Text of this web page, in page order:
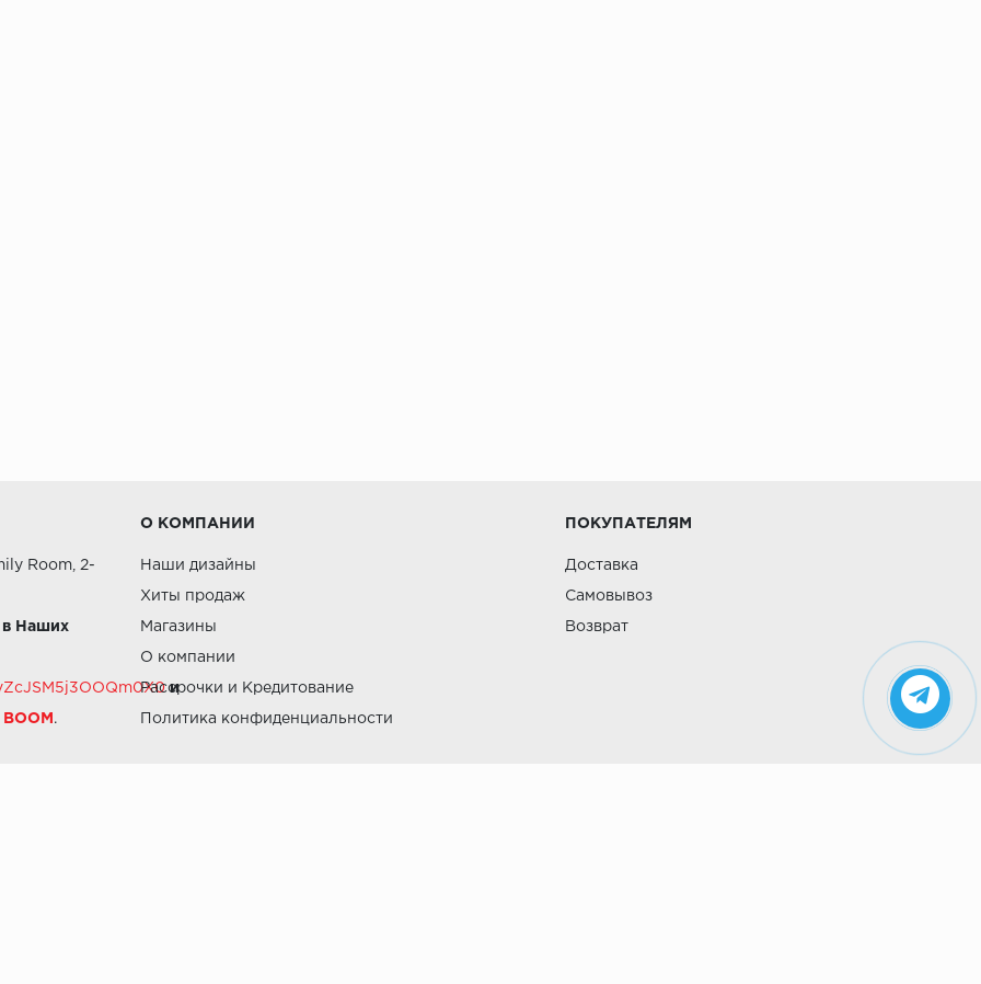
Room, 2-
в Наших
и
.
О КОМПАНИИ
Наши дизайны
Хиты продаж
Магазины
О компании
Рассрочки и Кредитование
Политика конфиденциальности
ПОКУПАТЕЛЯМ
Доставка
Самовывоз
Возврат